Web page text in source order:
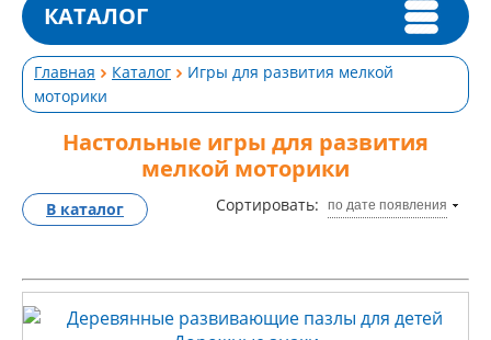
КАТАЛОГ
Главная Каталог
Игры для развития мелкой
моторики
Настольные игры для развития
мелкой моторики
Сортировать: по дате появления
В каталог